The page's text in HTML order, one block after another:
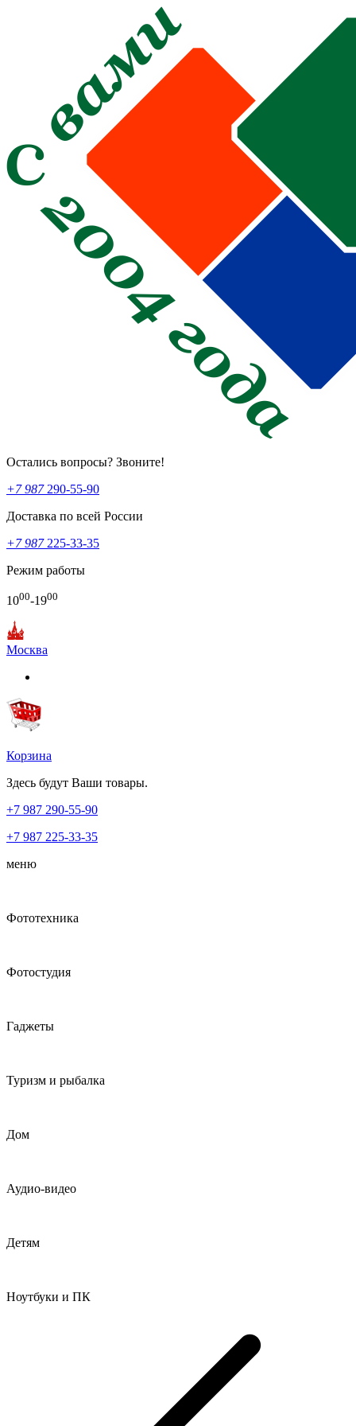
Остались вопросы? Звоните!
+7 987290-55-90
Доставка по всей России
+7 987225-33-35
Режим работы
1000-1900
Москва
Корзина
Здесь будут Ваши товары.
+7 987 290-55-90
+7 987 225-33-35
меню
Фототехника
Фотостудия
Гаджеты
Туризм и рыбалка
Дом
Аудио-видео
Детям
Ноутбуки и ПК